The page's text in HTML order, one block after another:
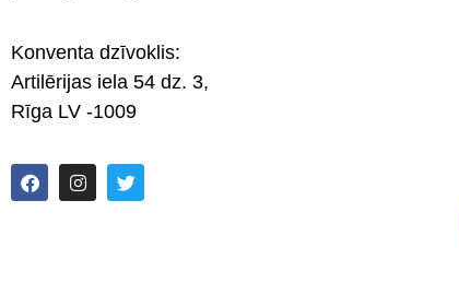
Konventa dzīvoklis:
Artilērijas iela 54 dz. 3,
Rīga LV -1009